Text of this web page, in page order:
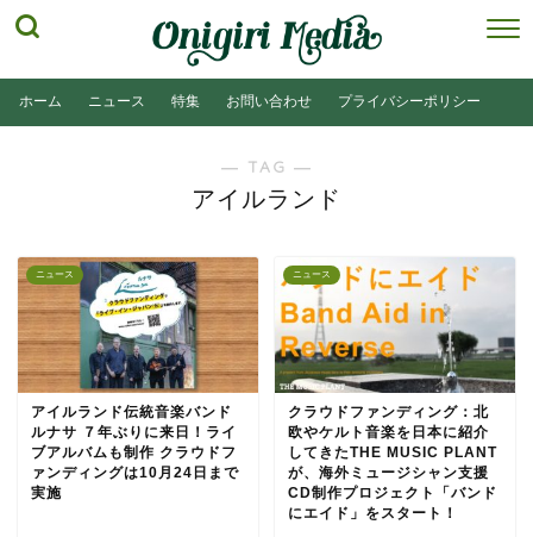
ホーム ニュース 特集 お問い合わせ プライバシーポリシー
― TAG ―
アイルランド
ニュース
アイルランド伝統音楽バンド
ルナサ ７年ぶりに来日！ライ
ブアルバムも制作 クラウドフ
ァンディングは10月24日まで
実施
ニュース
クラウドファンディング：北
欧やケルト音楽を日本に紹介
してきたTHE MUSIC PLANT
が、海外ミュージシャン支援
CD制作プロジェクト「バンド
にエイド」をスタート！